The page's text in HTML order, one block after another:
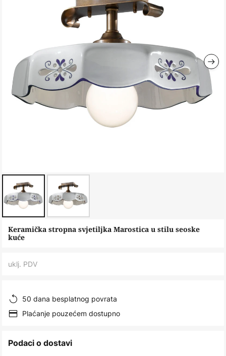
Skip
to
beginning
images
gallery
Keramička stropna svjetiljka Marostica u stilu seoske
kuće
uklj. PDV
50 dana besplatnog povrata
Plaćanje pouzećem dostupno
Podaci o dostavi